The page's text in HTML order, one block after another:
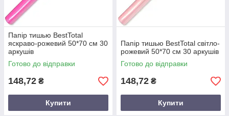
Папір тишью BestTotal
яскраво-рожевий 50*70 см 30
аркушів
Готово до відправки
148,72 ₴
Купити
Папір тишью BestTotal світло-
рожевий 50*70 см 30 аркушів
Готово до відправки
148,72 ₴
Купити